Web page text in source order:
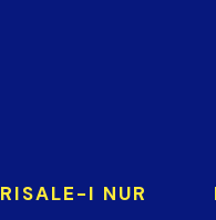
RISALE-I NUR